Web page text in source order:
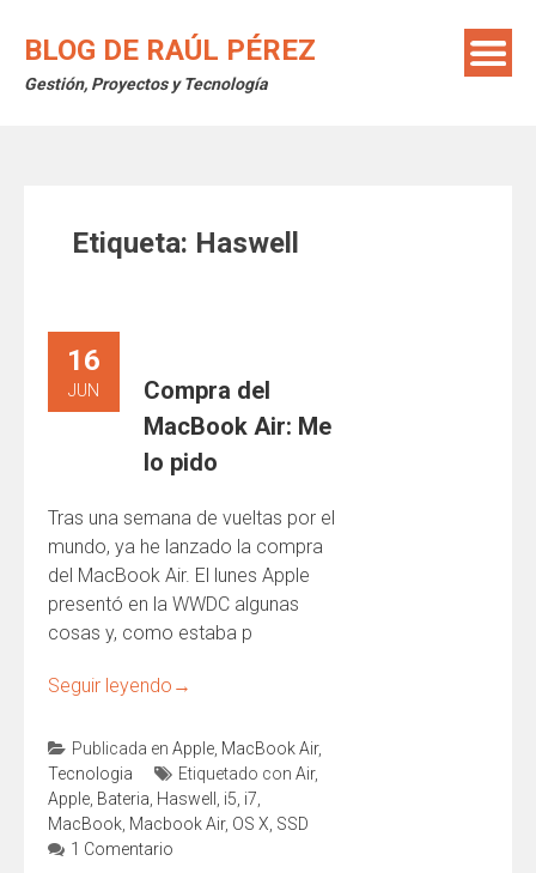
BLOG DE RAÚL PÉREZ
Gestión, Proyectos y Tecnología
Etiqueta: Haswell
16
JUN
Compra del
MacBook Air: Me
lo pido
Tras una semana de vueltas por el
mundo, ya he lanzado la compra
del MacBook Air. El lunes Apple
presentó en la WWDC algunas
cosas y, como estaba p
Seguir leyendo →
Publicada en Apple MacBook Air,
Tecnologia
Etiquetado con Air,
Apple Bateria Haswell i5 i7
MacBook Macbook Air, OS X SSD
1 Comentario